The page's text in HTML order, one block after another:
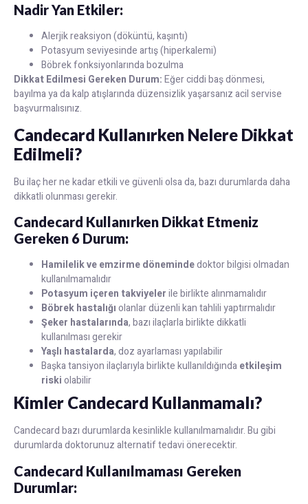
Nadir Yan Etkiler:
Alerjik reaksiyon (döküntü, kaşıntı)
Potasyum seviyesinde artış (hiperkalemi)
Böbrek fonksiyonlarında bozulma
Dikkat Edilmesi Gereken Durum:Eğer ciddi baş dönmesi,
bayılma ya da kalp atışlarında düzensizlik yaşarsanız acil servise
başvurmalısınız.
Candecard Kullanırken Nelere Dikkat
Edilmeli?
Bu ilaç her ne kadar etkili ve güvenli olsa da, bazı durumlarda daha
dikkatli olunması gerekir.
Candecard Kullanırken Dikkat Etmeniz
Gereken 6 Durum:
Hamilelik ve emzirme dönemindedoktor bilgisi olmadan
kullanılmamalıdır
Potasyum içeren takviyelerile birlikte alınmamalıdır
Böbrek hastalığıolanlar düzenli kan tahlili yaptırmalıdır
Şeker hastalarında, bazı ilaçlarla birlikte dikkatli
kullanılması gerekir
Yaşlı hastalarda, doz ayarlaması yapılabilir
Başka tansiyon ilaçlarıyla birlikte kullanıldığındaetkileşim
riskiolabilir
Kimler Candecard Kullanmamalı?
Candecard bazı durumlarda kesinlikle kullanılmamalıdır. Bu gibi
durumlarda doktorunuz alternatif tedavi önerecektir.
Candecard Kullanılmaması Gereken
Durumlar: